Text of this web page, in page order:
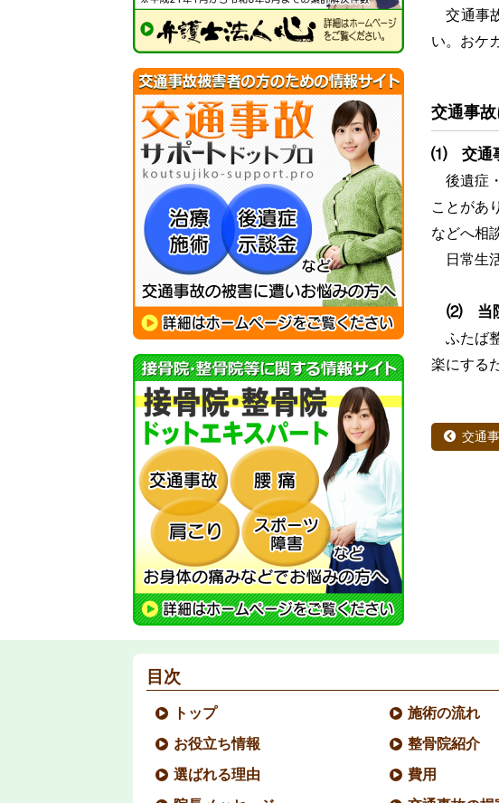
交通事
い。おケ
交通事
⑴ 交通事
後遺症
ことがあ
などへ相
日常生
⑵ 当院
ふたば
楽にする
交通
目次
トップ
お役立ち情報
選ばれる理由
施術の流れ
整骨院紹介
費用